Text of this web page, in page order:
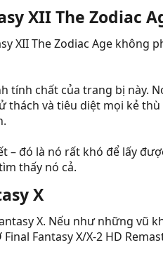
XII The Zodiac
XII The Zodiac Age
tính chất của trang bị này.
thách và tiêu diệt mọi kẻ
– đó là nó rất khó để lấy
thấy nó cả.
X​
X. Nếu như những
Fantasy X/X-2 HD